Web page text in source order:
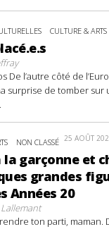
CULTURE & ARTS
De l’autre côté de
surprise de tomber
NON CLASSÉ 25 AOÛT
la garçonne et
grandes
Années 20
ton parti, maman.